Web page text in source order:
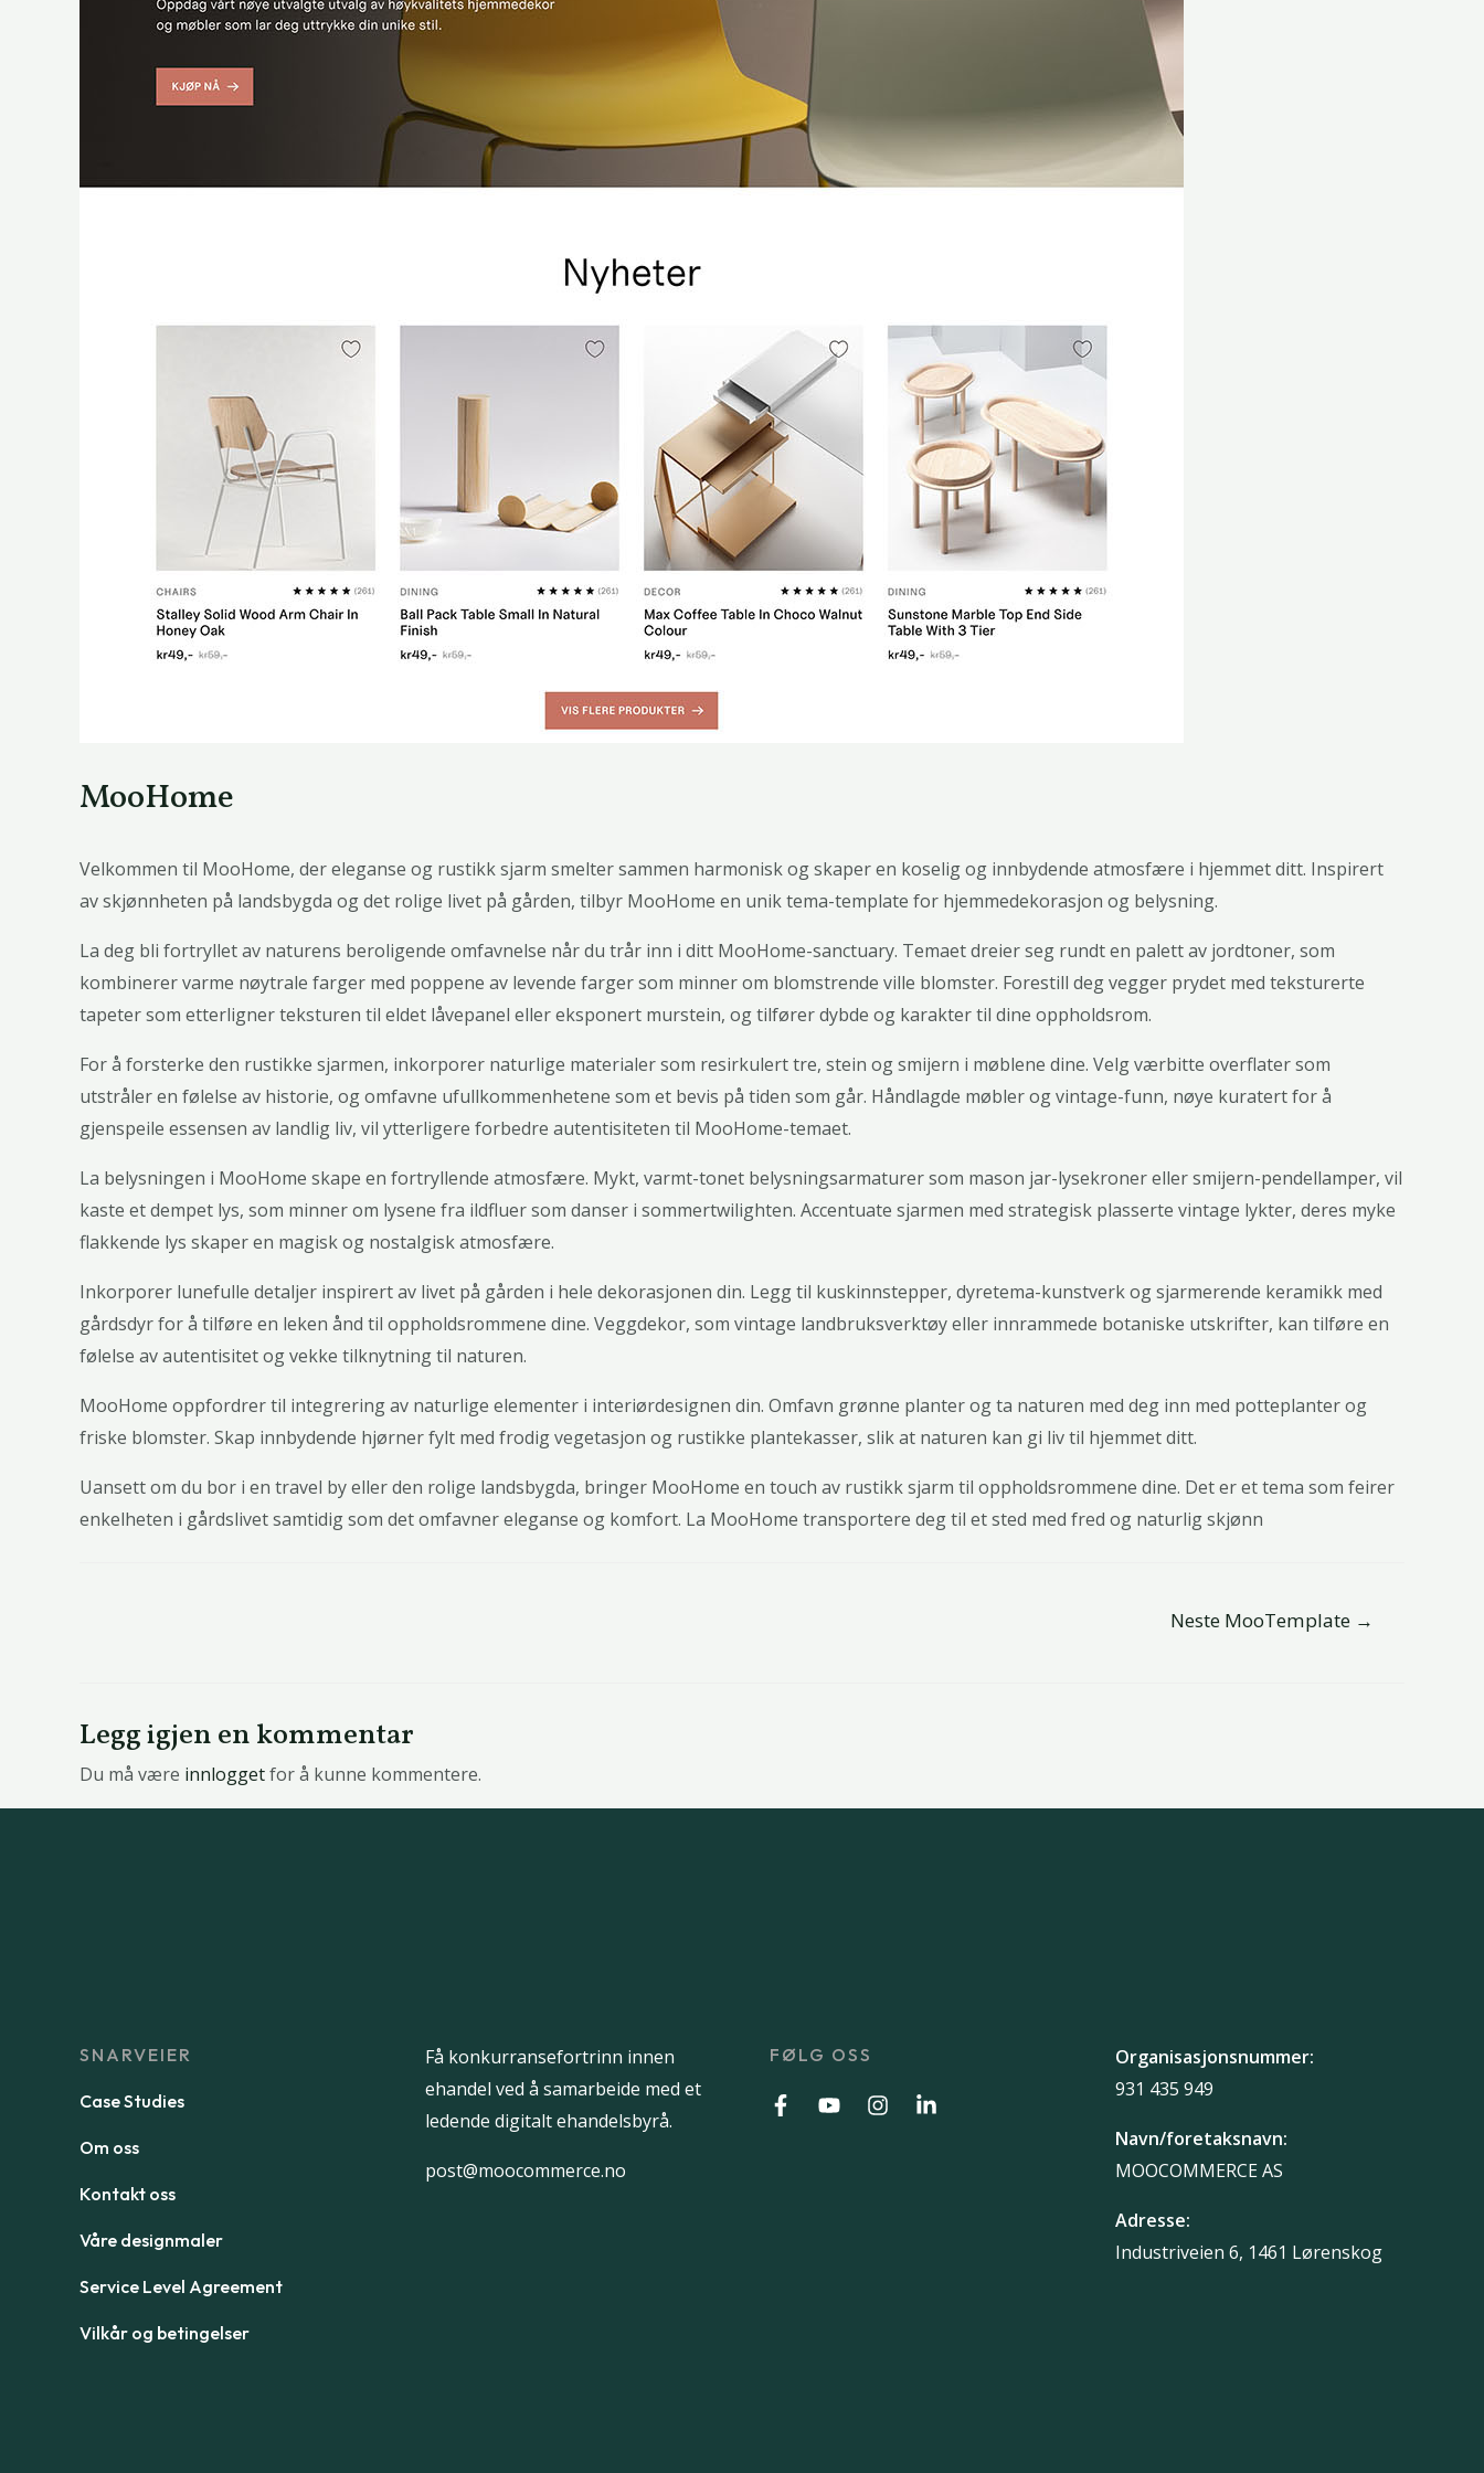
MooHome
Velkommen til MooHome, der eleganse og rustikk sjarm smelter sammen harmonisk og skaper en koselig og innbydende atmosfære i hjemmet ditt. Inspirert
av skjønnheten på landsbygda og det rolige livet på gården, tilbyr MooHome en unik tema-template for hjemmedekorasjon og belysning.
La deg bli fortryllet av naturens beroligende omfavnelse når du trår inn i ditt MooHome-sanctuary. Temaet dreier seg rundt en palett av jordtoner, som
kombinerer varme nøytrale farger med poppene av levende farger som minner om blomstrende ville blomster. Forestill deg vegger prydet med teksturerte
tapeter som etterligner teksturen til eldet låvepanel eller eksponert murstein, og tilfører dybde og karakter til dine oppholdsrom.
For å forsterke den rustikke sjarmen, inkorporer naturlige materialer som resirkulert tre, stein og smijern i møblene dine. Velg værbitte overflater som
utstråler en følelse av historie, og omfavne ufullkommenhetene som et bevis på tiden som går. Håndlagde møbler og vintage-funn, nøye kuratert for å
gjenspeile essensen av landlig liv, vil ytterligere forbedre autentisiteten til MooHome-temaet.
La belysningen i MooHome skape en fortryllende atmosfære. Mykt, varmt-tonet belysningsarmaturer som mason jar-lysekroner eller smijern-pendellamper, vil
kaste et dempet lys, som minner om lysene fra ildfluer som danser i sommertwilighten. Accentuate sjarmen med strategisk plasserte vintage lykter, deres myke
flakkende lys skaper en magisk og nostalgisk atmosfære.
Inkorporer lunefulle detaljer inspirert av livet på gården i hele dekorasjonen din. Legg til kuskinnstepper, dyretema-kunstverk og sjarmerende keramikk med
gårdsdyr for å tilføre en leken ånd til oppholdsrommene dine. Veggdekor, som vintage landbruksverktøy eller innrammede botaniske utskrifter, kan tilføre en
følelse av autentisitet og vekke tilknytning til naturen.
MooHome oppfordrer til integrering av naturlige elementer i interiørdesignen din. Omfavn grønne planter og ta naturen med deg inn med potteplanter og
friske blomster. Skap innbydende hjørner fylt med frodig vegetasjon og rustikke plantekasser, slik at naturen kan gi liv til hjemmet ditt.
Uansett om du bor i en travel by eller den rolige landsbygda, bringer MooHome en touch av rustikk sjarm til oppholdsrommene dine. Det er et tema som feirer
enkelheten i gårdslivet samtidig som det omfavner eleganse og komfort. La MooHome transportere deg til et sted med fred og naturlig skjønn
Neste MooTemplate →
Legg igjen en kommentar
Du må være innloggetfor å kunne kommentere.
SNARVEIER
Case Studies
Om oss
Kontakt oss
Våre designmaler
Service Level Agreement
Vilkår og betingelser
Få konkurransefortrinn innen
ehandel ved å samarbeide med et
ledende digitalt ehandelsbyrå.
post@moocommerce.no
FØLG OSS
Organisasjonsnummer:
931 435 949
Navn/foretaksnavn:
MOOCOMMERCE AS
Adresse:
Industriveien 6, 1461 Lørenskog